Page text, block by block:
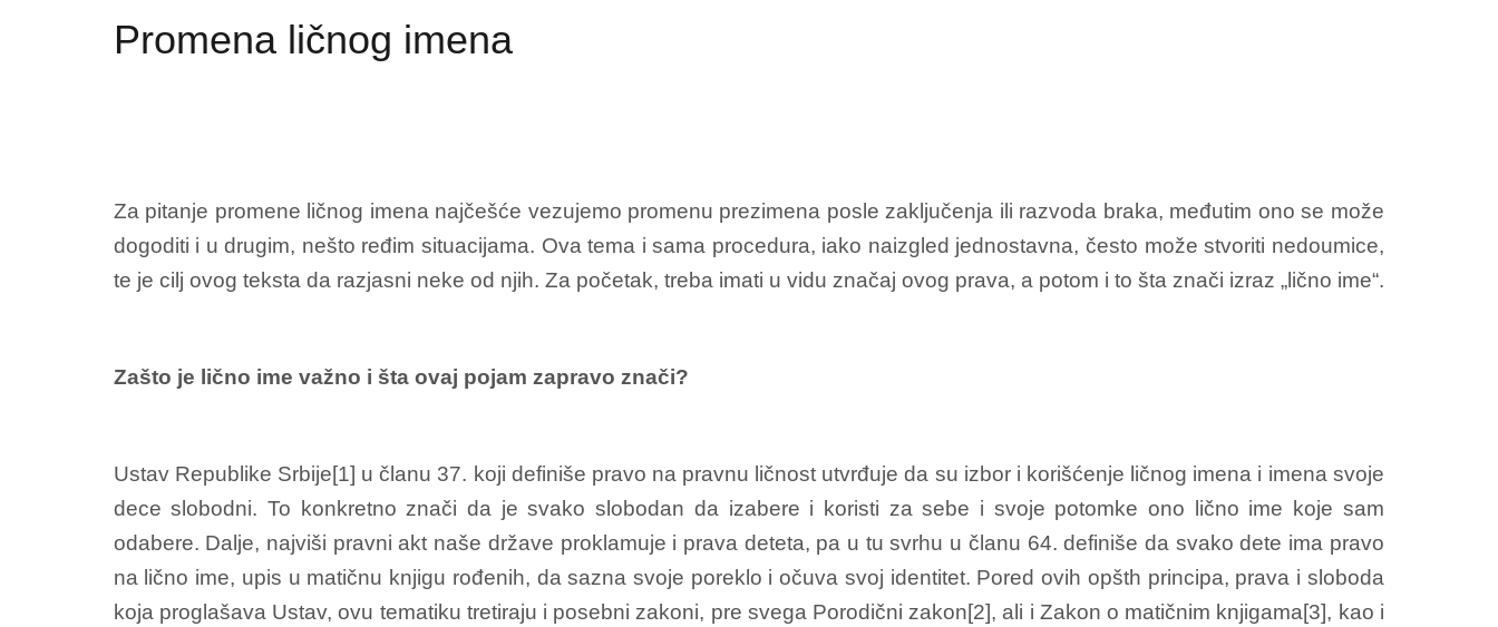
Promena ličnog imena
Za pitanje promene ličnog imena najčešće vezujemo promenu prezimena posle zaključenja ili razvoda braka, međutim ono se može
dogoditi i u drugim, nešto ređim situacijama. Ova tema i sama procedura, iako naizgled jednostavna, često može stvoriti nedoumice,
te je cilj ovog teksta da razjasni neke od njih. Za početak, treba imati u vidu značaj ovog prava, a potom i to šta znači izraz „lično ime“.
Zašto je lično ime važno i šta ovaj pojam zapravo znači?
Ustav Republike Srbije[1] u članu 37. koji definiše pravo na pravnu ličnost utvrđuje da su izbor i korišćenje ličnog imena i imena svoje
dece slobodni. To konkretno znači da je svako slobodan da izabere i koristi za sebe i svoje potomke ono lično ime koje sam
odabere. Dalje, najviši pravni akt naše države proklamuje i prava deteta, pa u tu svrhu u članu 64. definiše da svako dete ima pravo
na lično ime, upis u matičnu knjigu rođenih, da sazna svoje poreklo i očuva svoj identitet. Pored ovih opšth principa, prava i sloboda
koja proglašava Ustav, ovu tematiku tretiraju i posebni zakoni, pre svega Porodični zakon[2], ali i Zakon o matičnim knjigama[3], kao i